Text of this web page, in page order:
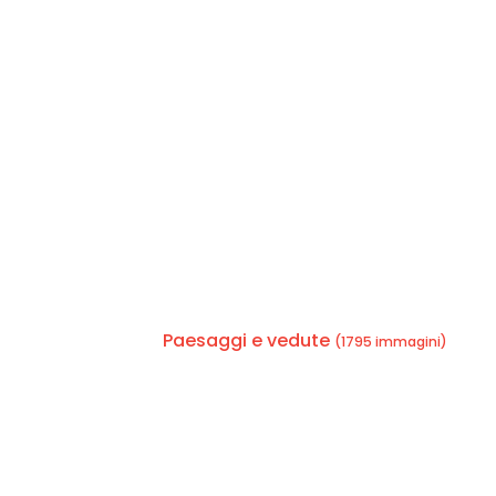
Paesaggi e vedute (1795 immagini)